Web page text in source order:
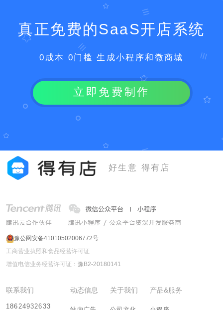
真正免费的SaaS开店系统
0成本 0门槛 生成小程序和微商城
立即免费制作
好生意 得有店
豫公网安备41010502006772号
工商营业执照和食品经营许可证
增值电信业务经营许可证： 豫B2-20180141
联系我们
18624932633
动态信息 关于我们 产品&服务